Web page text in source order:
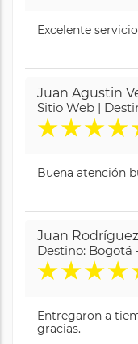
Excelente
Juan Agustin
Sitio Web |
★★★★
Buena atención
Juan
Destino: Bogotá
★★★★
Entregaron a
gracias.